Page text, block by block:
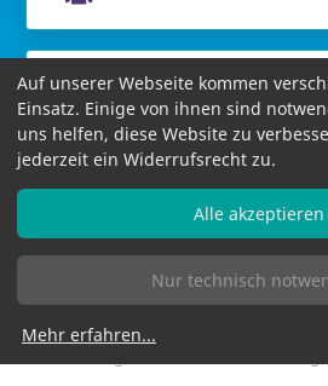
Chefarzt
AGB
Bildnachweise
Auf unserer Webseite kommen
Einsatz. Einige von ihnen sind
uns helfen, diese Website zu
jederzeit ein Widerrufsrecht zu.
Nur technisch
Alle akzeptieren
Mehr erfahren...